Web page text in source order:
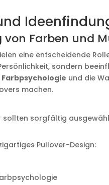
von Farben und
eine entscheidende
sondern
Farbpsychologie und die
machen.
sollten sorgfältig
Pullover-Design: